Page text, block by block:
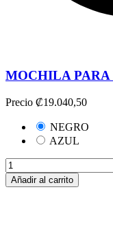
MOCHILA
Precio ₡19.040,50
NEGRO
AZUL
Añadir al carrito